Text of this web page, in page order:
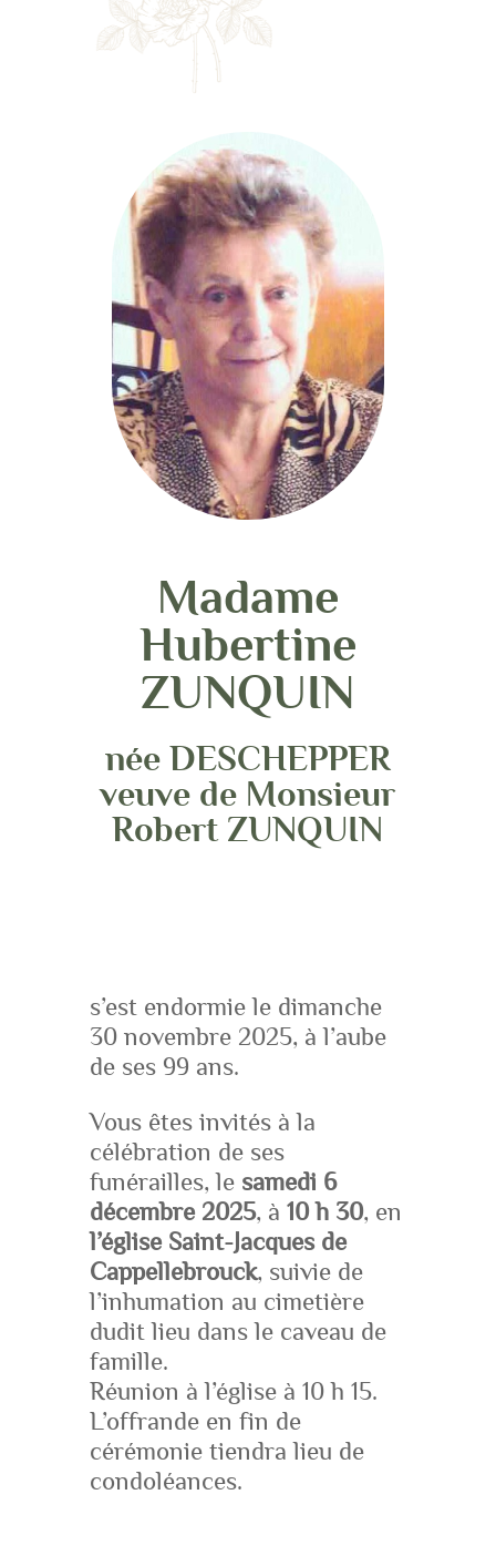
Madame
Hubertine
ZUNQUIN
née DESCHEPPER
veuve de Monsieur
Robert ZUNQUIN
s’est endormie le dimanche
30 novembre 2025, à l’aube
de ses 99 ans.
Vous êtes invités à la
célébration de ses
funérailles, le samedi 6
décembre 2025, à 10 h 30, en
l’église Saint-Jacques de
Cappellebrouck, suivie de
l’inhumation au cimetière
dudit lieu dans le caveau de
famille.
Réunion à l’église à 10 h 15.
L’offrande en fin de
cérémonie tiendra lieu de
condoléances.